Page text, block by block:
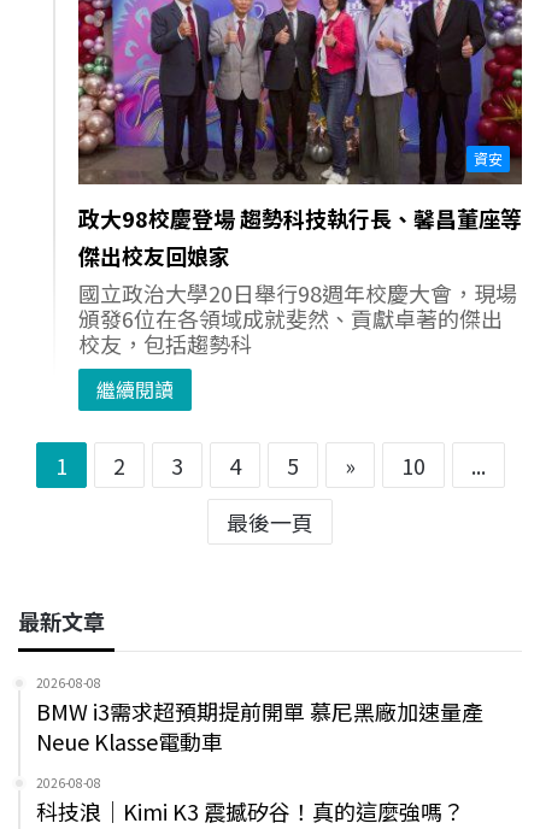
資安
政大98校慶登場 趨勢科技執行長、馨昌董座等
傑出校友回娘家
國立政治大學20日舉行98週年校慶大會，現場
頒發6位在各領域成就斐然、貢獻卓著的傑出
校友，包括趨勢科
繼續閱讀
1 2 3 4 5 » 10
...
最後一頁
最新文章
2026-08-08
BMW i3需求超預期提前開單 慕尼黑廠加速量產
Neue Klasse電動車
2026-08-08
科技浪｜Kimi K3 震撼矽谷！真的這麼強嗎？